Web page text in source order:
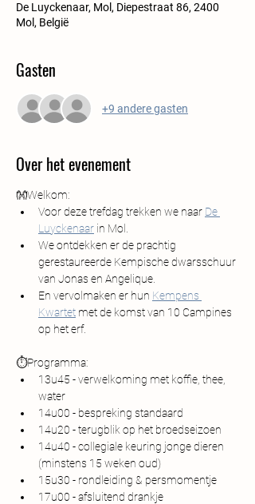
De Luyckenaar, Mol, Diepestraat 86, 2400
Mol, België
Gasten
+9 andere gasten
Over het evenement
👐Welkom:
Voor deze trefdag trekken we naar De
Luyckenaar in Mol.
We ontdekken er de prachtig
gerestaureerde Kempische dwarsschuur
van Jonas en Angelique.
En vervolmaken er hun Kempens
Kwartet met de komst van 10 Campines
op het erf.
⏱️Programma:
13u45 - verwelkoming met koffie, thee,
water
14u00 - bespreking standaard
14u20 - terugblik op het broedseizoen
14u40 - collegiale keuring jonge dieren
(minstens 15 weken oud)
15u30 - rondleiding & persmomentje
17u00 - afsluitend drankje